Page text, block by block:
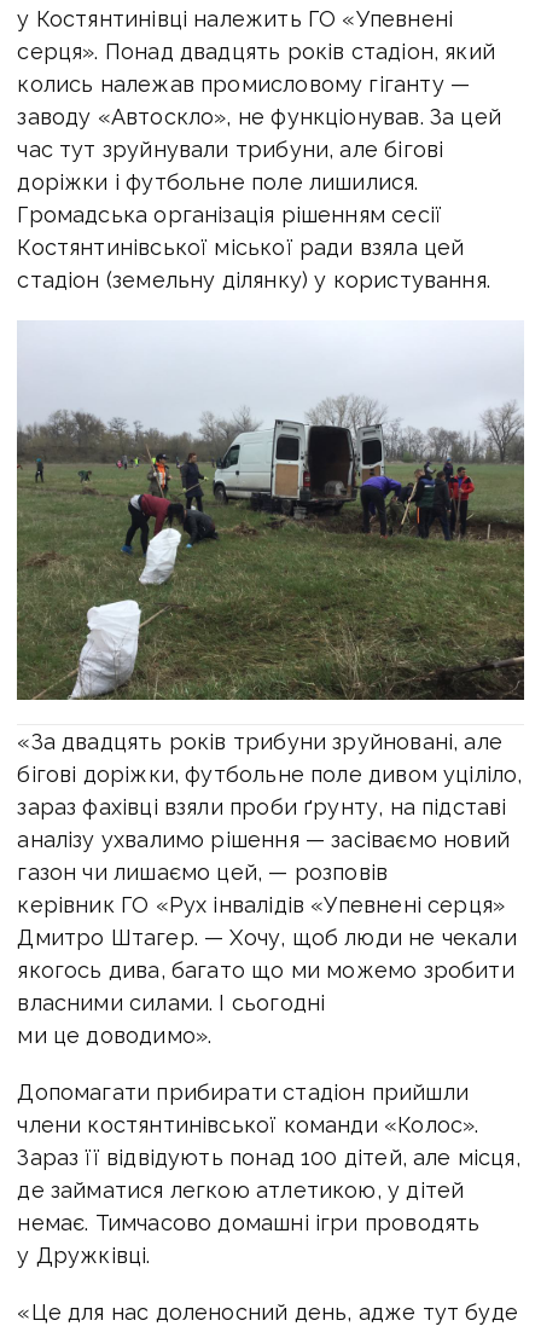
у Костянтинівці належить ГО «Упевнені
серця». Понад двадцять років стадіон, який
колись належав промисловому гіганту —
заводу «Автоскло», не функціонував. За цей
час тут зруйнували трибуни, але бігові
доріжки і футбольне поле лишилися.
Громадська організація рішенням сесії
Костянтинівської міської ради взяла цей
стадіон (земельну ділянку) у користування.
«За двадцять років трибуни зруйновані, але
бігові доріжки, футбольне поле дивом уціліло,
зараз фахівці взяли проби ґрунту, на підставі
аналізу ухвалимо рішення — засіваємо новий
газон чи лишаємо цей, — розповів
керівник ГО «Рух інвалідів «Упевнені серця»
Дмитро Штагер. — Хочу, щоб люди не чекали
якогось дива, багато що ми можемо зробити
власними силами. І сьогодні
ми це доводимо».
Допомагати прибирати стадіон прийшли
члени костянтинівської команди «Колос».
Зараз її відвідують понад 100 дітей, але місця,
де займатися легкою атлетикою, у дітей
немає. Тимчасово домашні ігри проводять
у Дружківці.
«Це для нас доленосний день, адже тут буде